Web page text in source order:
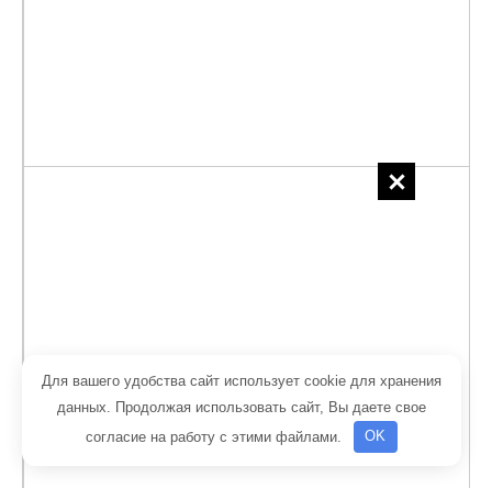
INDUTHERM MU-900
Для вашего удобства сайт использует cookie для хранения
данных. Продолжая использовать сайт, Вы даете свое
согласие на работу с этими файлами.
OK